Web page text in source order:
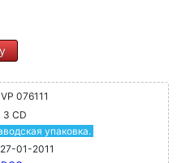
076111
3 CD
упаковка.
27-01-2011